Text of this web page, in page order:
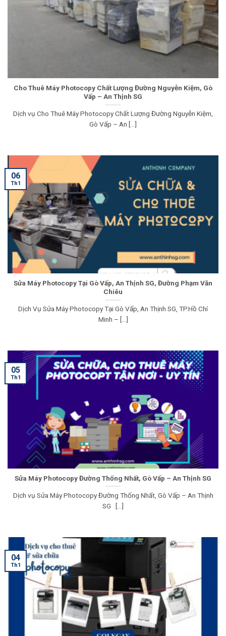
Cho Thuê Máy Photocopy Chất Lượng Đường Nguyễn Kiệm, Gò
Vấp – An Thịnh SG
Dịch vụ Cho Thuê Máy Photocopy Chất Lượng Đường Nguyễn Kiệm,
Gò Vấp – An [...]
Sửa Máy Photocopy Tại Gò Vấp, An Thịnh SG, Đường Phạm Văn
Chiêu
Dịch Vụ Sửa Máy Photocopy Tại Gò Vấp, An Thịnh SG, TP.Hồ Chí
Minh – [...]
06
Th1
Sửa Máy Photocopy Đường Thống Nhất, Gò Vấp – An Thịnh SG
Dịch vụ Sửa Máy Photocopy Đường Thống Nhất, Gò Vấp – An Thịnh
SG [...]
05
Th1
04
Th1